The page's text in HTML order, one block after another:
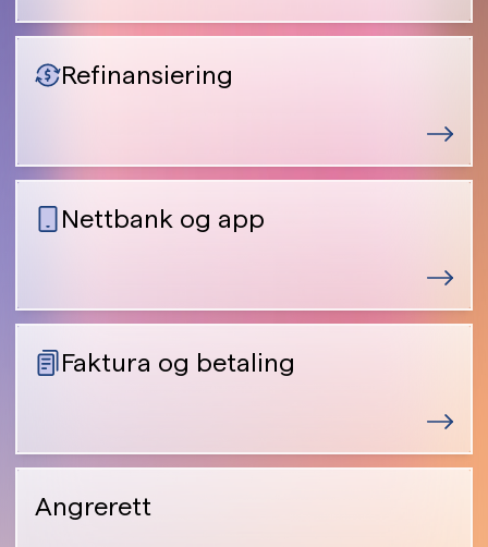
Refinansiering
Nettbank og app
Faktura og betaling
Angrerett